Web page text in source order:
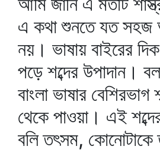
এ কথা শুনতে যত সহজ
নয়। ভাষায় বাইরের
পড়ে শব্দের উপাদান।
বাংলা ভাষার
থেকে পাওয়া। এই
বলি তৎসম,